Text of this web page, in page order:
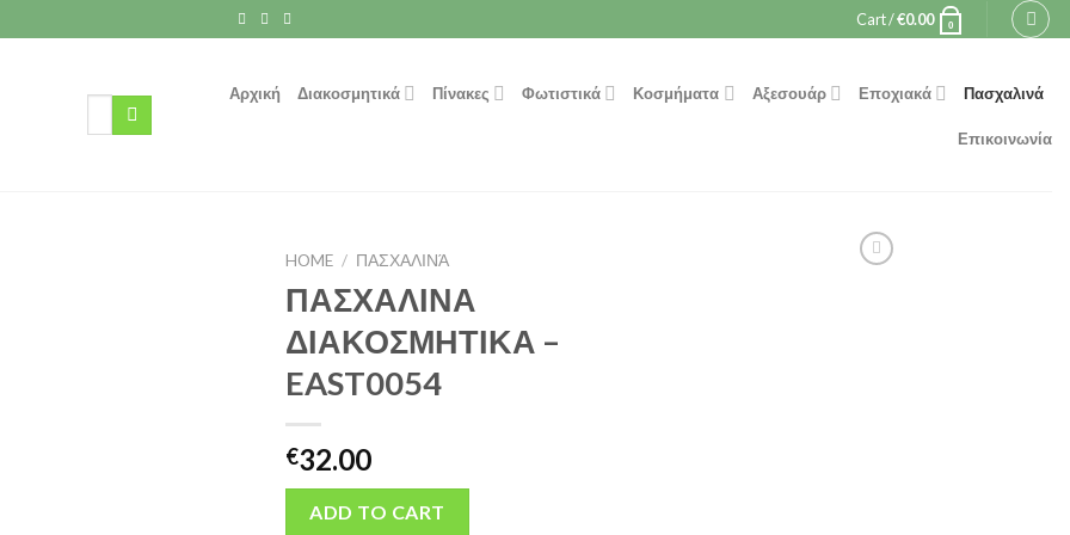
Cart /€0.00 0
Search
Αρχική Διακοσμητικά Πίνακες Φωτιστικά Κοσμήματα Αξεσουάρ Εποχιακά Πασχαλινά
Επικοινωνία
HOME / ΠΑΣΧΑΛΙΝΆ
ΠΑΣΧΑΛΙΝΑ
ΔΙΑΚΟΣΜΗΤΙΚΑ –
EAST0054
€32.00
ADD TO CART